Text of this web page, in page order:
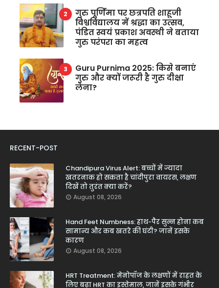
गुरु पूर्णिमा पर छत्रपति शाहूजी
विश्वविद्यालय में श्रद्धा का उत्सव,
पंडित स्वयं प्रकाश अवस्थी ने बताया
गुरु परंपरा का महत्व
Guru Purnima 2025: किसे बनाएं
गुरु और क्यों जरूरी है गुरु दीक्षा
लेना?
RECENT-POST
Chandipura Virus Alert: बच्चों में ज्यादा
खतरनाक हो सकता है चांदीपुरा वायरस, लक्षण
दिखें तो तुरंत क्या करें?
August 08, 2026
Hand Feet Numbness: हाथ-पैर सुन्न होना कब
सामान्य और कब खतरे की घंटी? जानें इसके
कारण
August 08, 2026
HRT Treatment: मेनोपॉज के लक्षणों में राहत के
लिए बढ़ा HRT का इस्तेमाल, जानें इसके गंभीर